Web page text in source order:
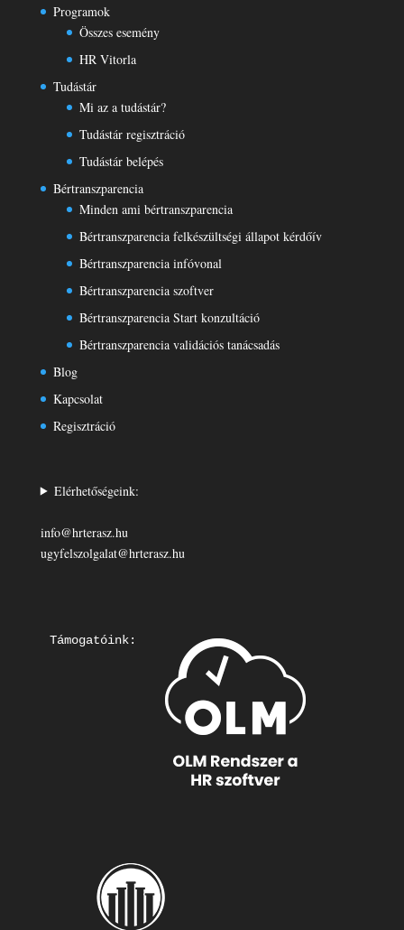
Programok
Összes esemény
HR Vitorla
Tudástár
Mi az a tudástár?
Tudástár regisztráció
Tudástár belépés
Bértranszparencia
Minden ami bértranszparencia
Bértranszparencia felkészültségi állapot kérdőív
Bértranszparencia infóvonal
Bértranszparencia szoftver
Bértranszparencia Start konzultáció
Bértranszparencia validációs tanácsadás
Blog
Kapcsolat
Regisztráció
Elérhetőségeink:
info@hrterasz.hu
ugyfelszolgalat@hrterasz.hu
Támogatóink: